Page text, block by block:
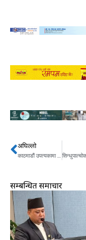
Prev
अघिल्लो
काठमाडौं उपत्यकामा आजदेखि सार्वजनिक सवारीको भाडा बढ्यो
सम्बन्धित समाचार